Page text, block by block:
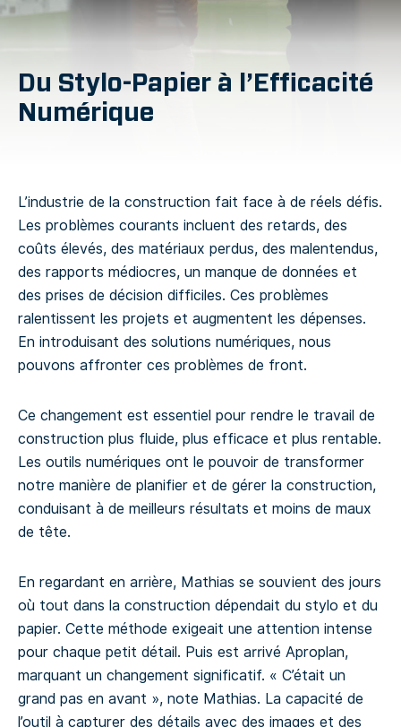
Du Stylo-Papier à l’Efficacité
Numérique
L’industrie de la construction fait face à de réels défis.
Les problèmes courants incluent des retards, des
coûts élevés, des matériaux perdus, des malentendus,
des rapports médiocres, un manque de données et
des prises de décision difficiles. Ces problèmes
ralentissent les projets et augmentent les dépenses.
En introduisant des solutions numériques, nous
pouvons affronter ces problèmes de front.
Ce changement est essentiel pour rendre le travail de
construction plus fluide, plus efficace et plus rentable.
Les outils numériques ont le pouvoir de transformer
notre manière de planifier et de gérer la construction,
conduisant à de meilleurs résultats et moins de maux
de tête.
En regardant en arrière, Mathias se souvient des jours
où tout dans la construction dépendait du stylo et du
papier. Cette méthode exigeait une attention intense
pour chaque petit détail. Puis est arrivé Aproplan,
marquant un changement significatif. « C’était un
grand pas en avant », note Mathias. La capacité de
l’outil à capturer des détails avec des images et des